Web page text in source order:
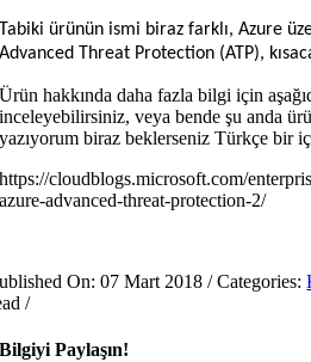
Tabiki ürünün ismi biraz farklı, Azure
Advanced Threat Protection (ATP),
Ürün hakkında daha fazla bilgi için
inceleyebilirsiniz, veya bende şu anda
yazıyorum biraz beklerseniz Türkçe bir
https://cloudblogs.microsoft.com/
azure-advanced-threat-protection-2/
On: 07 Mart 2018 /Categories:
/
Bilgiyi Paylaşın!